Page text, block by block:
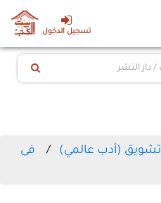
تسجيل الدخول
تشويق (أدب عالمي)
فى